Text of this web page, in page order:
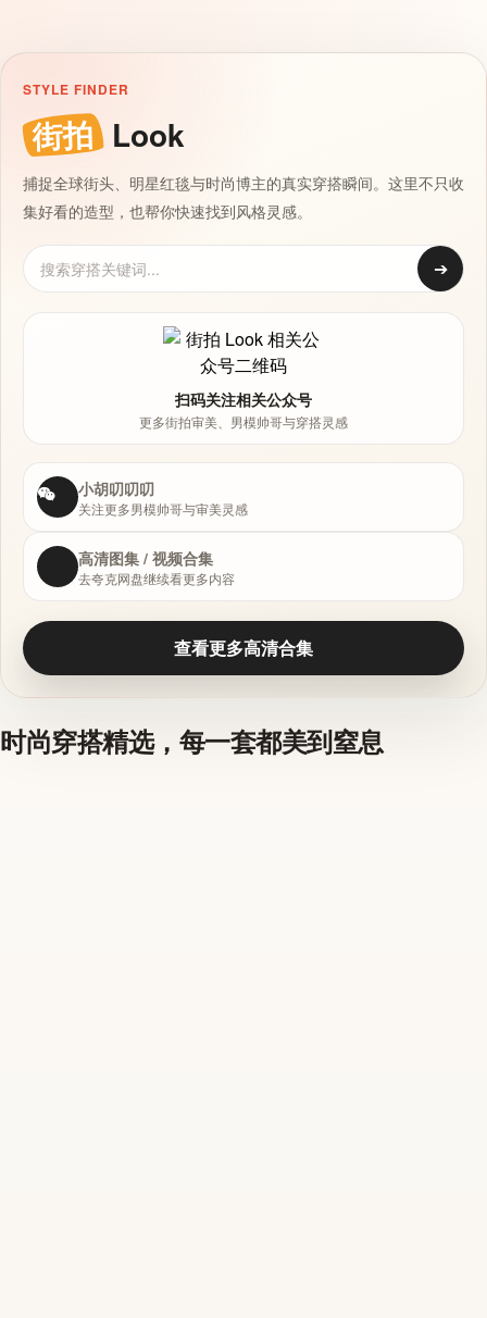
STYLE FINDER
街拍 Look
捕捉全球街头、明星红毯与时尚博主的真实穿搭瞬间。这里不只收
集好看的造型，也帮你快速找到风格灵感。
➔
扫码关注相关公众号
更多街拍审美、男模帅哥与穿搭灵感
小胡叨叨叨
关注更多男模帅哥与审美灵感
高清图集 / 视频合集
去夸克网盘继续看更多内容
查看更多高清合集
时尚穿搭精选，每一套都美到窒息